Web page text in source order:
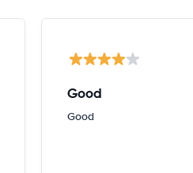
Good
Good